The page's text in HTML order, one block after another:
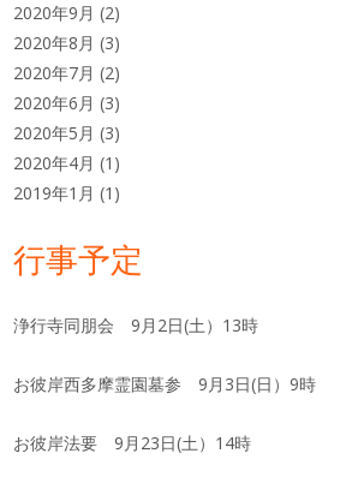
2020年9月 (2)
2020年8月 (3)
2020年7月 (2)
2020年6月 (3)
2020年5月 (3)
2020年4月 (1)
2019年1月 (1)
行事予定
浄行寺同朋会 9月2日(土）13時
お彼岸西多摩霊園墓参 9月3日(日）9時
お彼岸法要 9月23日(土）14時